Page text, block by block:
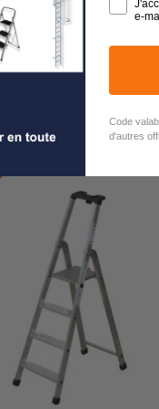
e-
Code
d'autres